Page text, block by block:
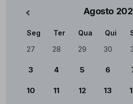
Agosto
Calendário
Seg Ter Qua Qui
27 28 29 30
3 4 5 6
10 11 12 13